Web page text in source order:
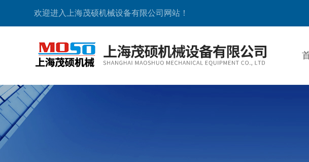
欢迎进入上海茂硕机械设备有限公司网站！